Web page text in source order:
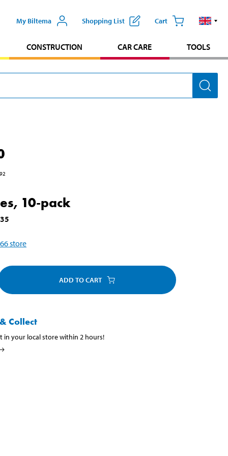
My Biltema Shopping List Cart
CONSTRUCTION CAR CARE TOOLS
10-pack
66store
ADD TO CART
Collect
in your local store within 2 hours!